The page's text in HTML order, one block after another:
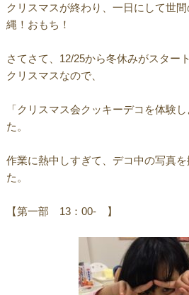
クリスマスが終わり、一日にして世
縄！おもち！
さてさて、12/25から冬休みがスター
クリスマスなので、
「クリスマス会クッキーデコを体験
た。
作業に熱中しすぎて、デコ中の写真
た。
【第一部 13：00- 】